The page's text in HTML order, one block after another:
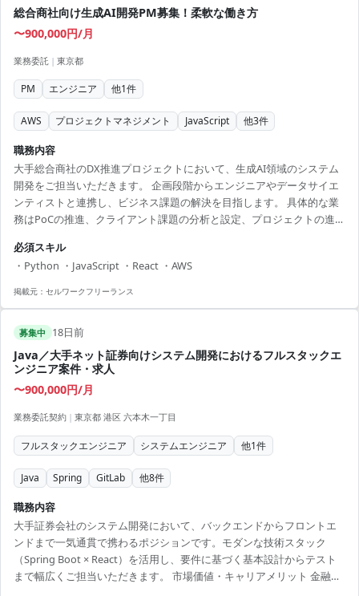
総合商社向け生成AI開発PM募集！柔軟な働き方
〜900,000円/月
業務委託 | 東京都
PM エンジニア 他1件
AWS プロジェクトマネジメント JavaScript 他3件
職務内容
大手総合商社のDX推進プロジェクトにおいて、生成AI領域のシステム
開発をご担当いただきます。 企画段階からエンジニアやデータサイエ
ンティストと連携し、ビジネス課題の解決を目指します。 具体的な業
務はPoCの推進、クライアント課題の分析と設定、プロジェクトの進行
たります。 Python, JavaScript, React, AWS, Google Cloudなどを用いた
開発環境で、最先端の技術を駆使したプロジェクトに携わることがで
きます。 多様なバックグラウンドを持つメンバーとの協働が可能で、
必須スキル
・Python ・JavaScript ・React ・AWS
掲載元： セルワークフリーランス
募集中 18日前
Java／大手ネット証券向けシステム開発におけるフルスタックエ
ンジニア案件・求人
〜900,000円/月
業務委託契約 | 東京都 港区 六本木一丁目
フルスタックエンジニア システムエンジニア 他1件
Java Spring GitLab 他8件
職務内容
大手証券会社のシステム開発において、バックエンドからフロントエ
ンドまで一気通貫で携わるポジションです。モダンな技術スタック
（Spring Boot × React）を活用し、要件に基づく基本設計からテスト
まで幅広くご担当いただきます。 市場価値・キャリアメリット 金融業